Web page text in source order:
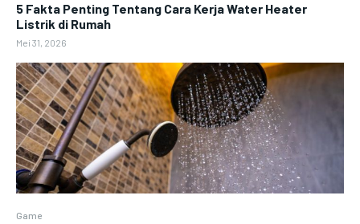
5 Fakta Penting Tentang Cara Kerja Water Heater
Listrik di Rumah
Mei 31, 2026
Game